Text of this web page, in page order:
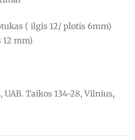
( ilgis 12/ plotis 6mm)
mm)
Taikos 134-28, Vilnius,